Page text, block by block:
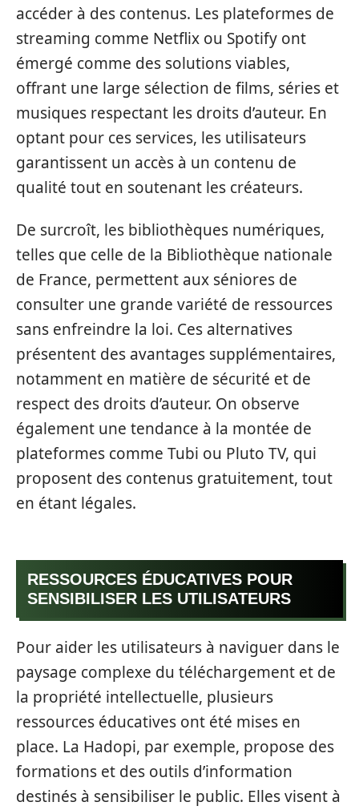
accéder à des contenus. Les plateformes de
streaming comme Netflix ou Spotify ont
émergé comme des solutions viables,
offrant une large sélection de films, séries et
musiques respectant les droits d’auteur. En
optant pour ces services, les utilisateurs
garantissent un accès à un contenu de
qualité tout en soutenant les créateurs.
De surcroît, les bibliothèques numériques,
telles que celle de la Bibliothèque nationale
de France, permettent aux séniores de
consulter une grande variété de ressources
sans enfreindre la loi. Ces alternatives
présentent des avantages supplémentaires,
notamment en matière de sécurité et de
respect des droits d’auteur. On observe
également une tendance à la montée de
plateformes comme Tubi ou Pluto TV, qui
proposent des contenus gratuitement, tout
en étant légales.
RESSOURCES ÉDUCATIVES POUR
SENSIBILISER LES UTILISATEURS
Pour aider les utilisateurs à naviguer dans le
paysage complexe du téléchargement et de
la propriété intellectuelle, plusieurs
ressources éducatives ont été mises en
place. La Hadopi, par exemple, propose des
formations et des outils d’information
destinés à sensibiliser le public. Elles visent à